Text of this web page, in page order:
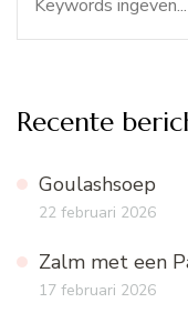
naar:
Recente
Goulashsoep
22 februari 2026
Zalm met een
17 februari 2026